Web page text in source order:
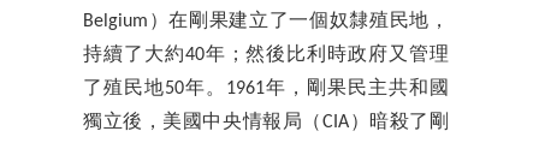
Belgium）在剛果建立了一個奴隸殖民地，
持續了大約40年；然後比利時政府又管理
了殖民地50年。1961年，剛果民主共和國
獨立後，美國中央情報局（CIA）暗殺了剛